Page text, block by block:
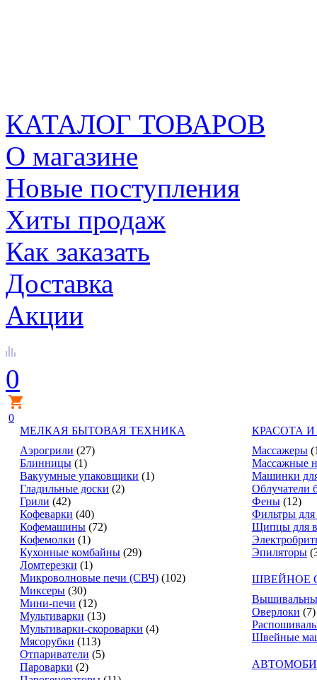
КАТАЛОГ ТОВАРОВ
О магазине
Новые поступления
Хиты продаж
Как заказать
Доставка
Акции
0
0
МЕЛКАЯ БЫТОВАЯ ТЕХНИКА
Аэрогрили (27)
Блинницы (1)
Вакуумные упаковщики (1)
Гладильные доски (2)
Грили (42)
Кофеварки (40)
Кофемашины (72)
Кофемолки (1)
Кухонные комбайны (29)
Ломтерезки (1)
Микроволновые печи (СВЧ) (102)
Миксеры (30)
Мини-печи (12)
Мультиварки (13)
Мультиварки-скороварки (4)
Мясорубки (113)
Отпариватели (5)
Пароварки (2)
КРАСОТА И
Массажеры
Массажные
Машинки
Облучатели
Фены (12)
Фильтры
Щипцы для
Эпиляторы
ШВЕЙНОЕ
Оверлоки (7)
Швейные